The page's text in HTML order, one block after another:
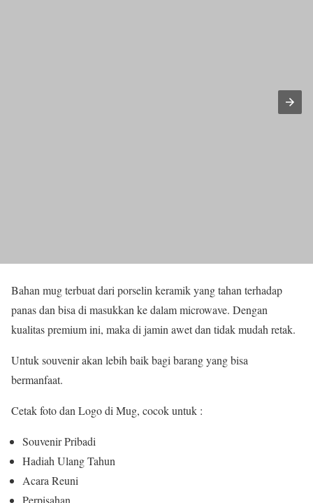
Bahan mug terbuat dari porselin keramik yang tahan terhadap
panas dan bisa di masukkan ke dalam microwave. Dengan
kualitas premium ini, maka di jamin awet dan tidak mudah retak.
Untuk souvenir akan lebih baik bagi barang yang bisa
bermanfaat.
Cetak foto dan Logo di Mug, cocok untuk :
Souvenir Pribadi
Hadiah Ulang Tahun
Acara Reuni
Perpisahan